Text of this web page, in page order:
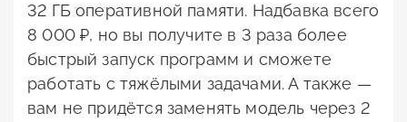
32 ГБ оперативной памяти. Надбавка всего
8 000 ₽, но вы получите в 3 раза более
быстрый запуск программ и сможете
работать с тяжёлыми задачами. А также —
вам не придётся заменять модель через 2